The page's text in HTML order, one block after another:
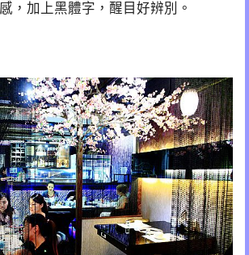
，加上黑體字，醒目好辨別。